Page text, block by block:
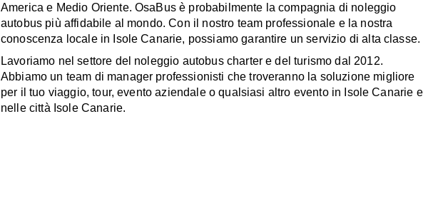
America e Medio Oriente. OsaBus è probabilmente la compagnia di noleggio
autobus più affidabile al mondo. Con il nostro team professionale e la nostra
conoscenza locale in Isole Canarie, possiamo garantire un servizio di alta classe.
Lavoriamo nel settore del noleggio autobus charter e del turismo dal 2012.
Abbiamo un team di manager professionisti che troveranno la soluzione migliore
per il tuo viaggio, tour, evento aziendale o qualsiasi altro evento in Isole Canarie e
nelle città Isole Canarie.